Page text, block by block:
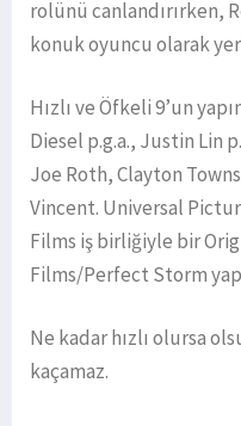
rolünü canlandırırken,
konuk oyuncu olarak yer
Hızlı ve Öfkeli 9’un
Diesel p.g.a., Justin Lin
Joe Roth, Clayton
Vincent. Universal
Films iş birliğiyle bir
Films/Perfect Storm
Ne kadar hızlı olursa
kaçamaz.